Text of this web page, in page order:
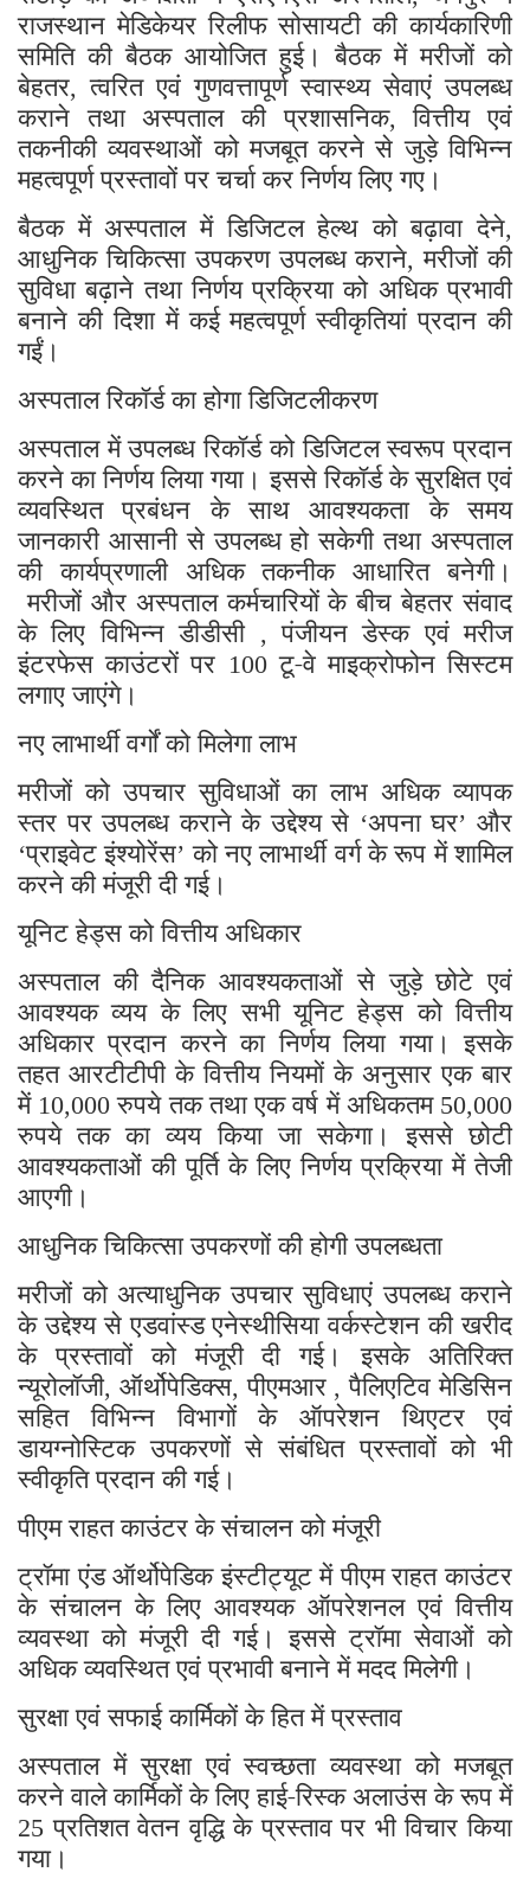
राजस्थान मेडिकेयर रिलीफ सोसायटी की कार्यकारिणी
समिति की बैठक आयोजित हुई। बैठक में मरीजों को
बेहतर,त्वरित एवं गुणवत्तापूर्ण स्वास्थ्य सेवाएं उपलब्ध
कराने तथा अस्पताल की प्रशासनिक,वित्तीय एवं
तकनीकी व्यवस्थाओं को मजबूत करने से जुड़े विभिन्न
महत्वपूर्ण प्रस्तावों पर चर्चा कर निर्णय लिए गए।
बैठक में अस्पताल में डिजिटल हेल्थ को बढ़ावा देने,
आधुनिक चिकित्सा उपकरण उपलब्ध कराने,मरीजों की
सुविधा बढ़ाने तथा निर्णय प्रक्रिया को अधिक प्रभावी
बनाने की दिशा में कई महत्वपूर्ण स्वीकृतियां प्रदान की
गईं।
अस्पताल रिकॉर्ड का होगा डिजिटलीकरण
अस्पताल में उपलब्ध रिकॉर्ड को डिजिटल स्वरूप प्रदान
करने का निर्णय लिया गया। इससे रिकॉर्ड के सुरक्षित एवं
व्यवस्थित प्रबंधन के साथ आवश्यकता के समय
जानकारी आसानी से उपलब्ध हो सकेगी तथा अस्पताल
की कार्यप्रणाली अधिक तकनीक आधारित बनेगी।
मरीजों और अस्पताल कर्मचारियों के बीच बेहतर संवाद
के लिए विभिन्न डीडीसी ,पंजीयन डेस्क एवं मरीज
इंटरफेस काउंटरों पर 100टू-वे माइक्रोफोन सिस्टम
लगाए जाएंगे।
नए लाभार्थी वर्गों को मिलेगा लाभ
मरीजों को उपचार सुविधाओं का लाभ अधिक व्यापक
स्तर पर उपलब्ध कराने के उद्देश्य से ‘अपना घर’और
‘प्राइवेट इंश्योरेंस’को नए लाभार्थी वर्ग के रूप में शामिल
करने की मंजूरी दी गई।
यूनिट हेड्स को वित्तीय अधिकार
अस्पताल की दैनिक आवश्यकताओं से जुड़े छोटे एवं
आवश्यक व्यय के लिए सभी यूनिट हेड्स को वित्तीय
अधिकार प्रदान करने का निर्णय लिया गया। इसके
तहत आरटीटीपी के वित्तीय नियमों के अनुसार एक बार
में 10,000रुपये तक तथा एक वर्ष में अधिकतम 50,000
रुपये तक का व्यय किया जा सकेगा। इससे छोटी
आवश्यकताओं की पूर्ति के लिए निर्णय प्रक्रिया में तेजी
आएगी।
आधुनिक चिकित्सा उपकरणों की होगी उपलब्धता
मरीजों को अत्याधुनिक उपचार सुविधाएं उपलब्ध कराने
के उद्देश्य से एडवांस्ड एनेस्थीसिया वर्कस्टेशन की खरीद
के प्रस्तावों को मंजूरी दी गई। इसके अतिरिक्त
न्यूरोलॉजी, ऑर्थोपेडिक्स,पीएमआर ,पैलिएटिव मेडिसिन
सहित विभिन्न विभागों के ऑपरेशन थिएटर एवं
डायग्नोस्टिक उपकरणों से संबंधित प्रस्तावों को भी
स्वीकृति प्रदान की गई।
पीएम राहत काउंटर के संचालन को मंजूरी
ट्रॉमा एंड ऑर्थोपेडिक इंस्टीट्यूट में पीएम राहत काउंटर
के संचालन के लिए आवश्यक ऑपरेशनल एवं वित्तीय
व्यवस्था को मंजूरी दी गई। इससे ट्रॉमा सेवाओं को
अधिक व्यवस्थित एवं प्रभावी बनाने में मदद मिलेगी।
सुरक्षा एवं सफाई कार्मिकों के हित में प्रस्ताव
अस्पताल में सुरक्षा एवं स्वच्छता व्यवस्था को मजबूत
करने वाले कार्मिकों के लिए हाई-रिस्क अलाउंस के रूप में
25प्रतिशत वेतन वृद्धि के प्रस्ताव पर भी विचार किया
गया।